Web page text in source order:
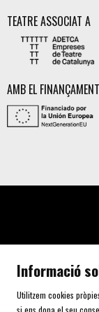
TEATRE ASSOCIAT A
AMB EL
Carrer
Informació
Utilitzem cookies
si ens dona el seu